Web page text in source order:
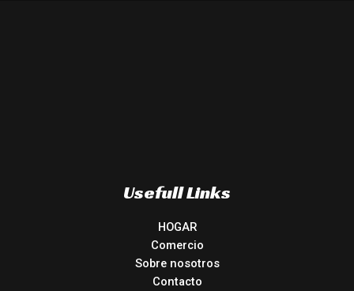
Usefull Links
HOGAR
Comercio
Sobre nosotros
Contacto